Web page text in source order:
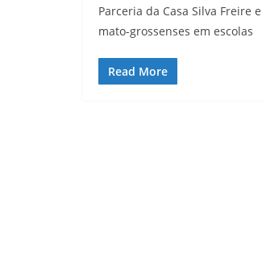
Parceria da Casa Silva
mato-grossenses em escolas
Read More